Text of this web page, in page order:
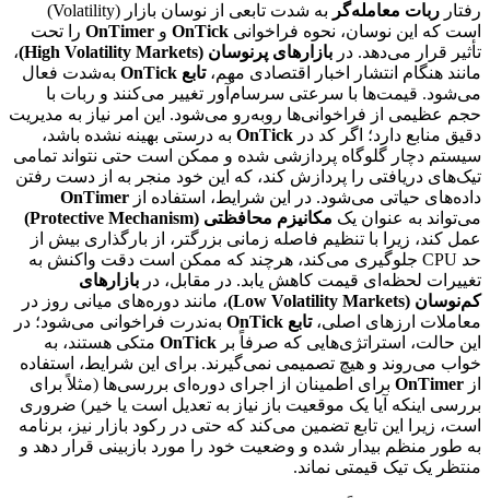
رفتار ربات معامله‌گر
به شدت تابعی از نوسان بازار (Volatility)
است که این نوسان، نحوه فراخوانی OnTick و OnTimer را تحت
تأثیر قرار می‌دهد. در بازارهای پرنوسان (High Volatility Markets)
،
مانند هنگام انتشار اخبار اقتصادی مهم،تابع OnTick
به‌شدت فعال
می‌شود. قیمت‌ها با سرعتی سرسام‌آور تغییر می‌کنند و ربات با
حجم عظیمی از فراخوانی‌ها روبه‌رو می‌شود. این امر نیاز به مدیریت
دقیق منابع دارد؛ اگر کد در OnTick به درستی بهینه نشده باشد،
سیستم دچار گلوگاه پردازشی شده و ممکن است حتی نتواند تمامی
تیک‌های دریافتی را پردازش کند، که این خود منجر به از دست رفتن
داده‌های حیاتی می‌شود. در این شرایط، استفاده از OnTimer
می‌تواند به عنوان یک مکانیزم محافظتی (Protective Mechanism)
عمل کند، زیرا با تنظیم فاصله زمانی بزرگتر، از بارگذاری بیش از
حد CPU جلوگیری می‌کند، هرچند که ممکن است دقت واکنش به
تغییرات لحظه‌ای قیمت کاهش یابد. در مقابل، در بازارهای
کم‌نوسان (Low Volatility Markets)
، مانند دوره‌های میانی روز در
معاملات ارزهای اصلی،تابع OnTick
به‌ندرت فراخوانی می‌شود؛ در
این حالت، استراتژی‌هایی که صرفاً بر OnTick متکی هستند، به
خواب می‌روند و هیچ تصمیمی نمی‌گیرند. برای این شرایط، استفاده
از OnTimer برای اطمینان از اجرای دوره‌ای بررسی‌ها (مثلاً برای
بررسی اینکه آیا یک موقعیت باز نیاز به تعدیل است یا خیر) ضروری
است، زیرا این تابع تضمین می‌کند که حتی در رکود بازار نیز، برنامه
به طور منظم بیدار شده و وضعیت خود را مورد بازبینی قرار دهد و
منتظر یک تیک قیمتی نماند.